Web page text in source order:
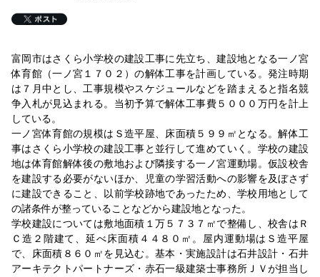
富岡市はさくら小学校の建設工事に先立ち、建設地となる一ノ宮
体育館（一ノ宮１７０２）の解体工事を計画している。発注時期
は７月中とし、工事規模やスケジュールなどを踏まえると指名競
争入札が見込まれる。当初予算で解体工事費５０００万円を計上
している。
一ノ宮体育館の規模はＳ造平屋、床面積５９９㎡となる。解体工
事はさくら小学校の建設工事と並行して進めていく。学校の建設
地は体育館解体後の敷地および隣接する一ノ宮運動場。仮設校舎
を建設する必要がないほか、児童の学習活動への影響を及ぼさず
に建設できること、以前学校跡地であったため、学校用地として
の諸条件が整っていることなどから建設地となった。
学校建設については敷地面積１万５７３７㎡で整備し、校舎はＲ
Ｃ造２階建て、延べ床面積４４８０㎡。屋内運動場はＳ造平屋
で、床面積８６０㎡を見込む。基本・実施設計は石井設計・石井
アーキテクトパートナーズ・赤石一級建築士事務所ＪＶが担当し